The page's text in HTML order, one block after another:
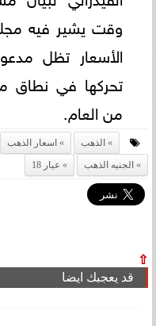
وقت يشير فيه
الأسعار تظل
تحركها في نطاق
من العام.
الذهب اسعار الذهب
الجنيه الذهب
عيار 18
⇧
قد يعجبك ايضا